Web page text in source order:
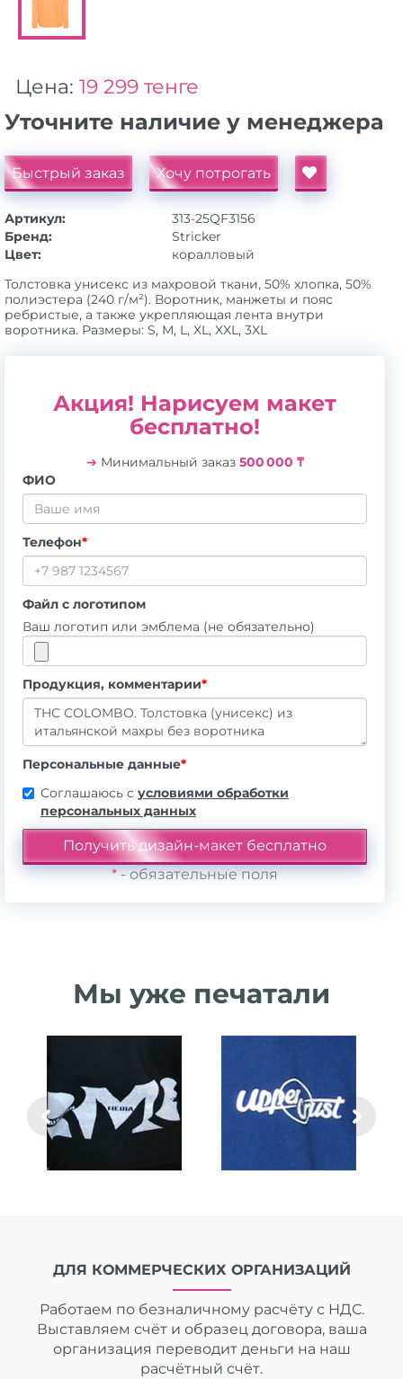
Цена: 19 299 тенге
Уточните наличие у менеджера
Быстрый заказ Хочу потрогать
Артикул:
313-25QF3156
Бренд:
Stricker
Цвет:
коралловый
Толстовка унисекс из махровой ткани, 50% хлопка, 50%
полиэстера (240 г/м²). Воротник, манжеты и пояс
ребристые, а также укрепляющая лента внутри
воротника. Размеры: S, M, L, XL, XXL, 3XL
Акция! Нарисуем макет
бесплатно!
➔ Минимальный заказ 500 000 ₸
ФИО
Телефон*
Файл с логотипом
Ваш логотип или эмблема (не обязательно)
Продукция, комментарии*
Персональные данные*
Соглашаюсь с условиями обработки
персональных данных
*- обязательные поля
Мы уже печатали
ДЛЯ КОММЕРЧЕСКИХ ОРГАНИЗАЦИЙ
Работаем по безналичному расчёту с НДС.
Выставляем счёт и образец договора, ваша
организация переводит деньги на наш
расчётный счёт.